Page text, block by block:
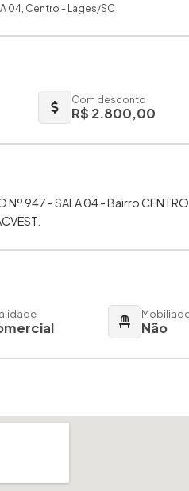
04, Centro - Lages/SC
Com desconto
R$ 2.800,00
Nº 947 - SALA 04 - Bairro CENTRO.
Não